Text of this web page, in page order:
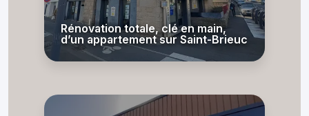
Rénovation totale, clé en main,
d’un appartement sur Saint-Brieuc